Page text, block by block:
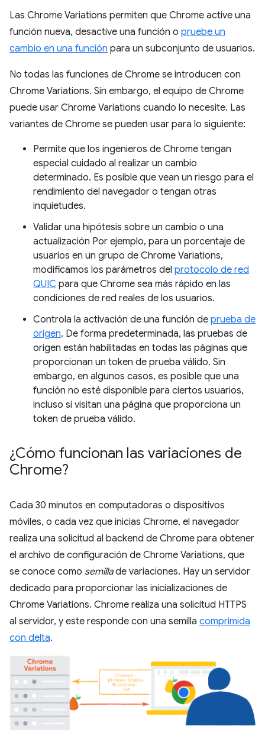
Las Chrome Variations permiten que Chrome active una
función nueva, desactive una función o pruebe un
cambio en una función para un subconjunto de usuarios.
No todas las funciones de Chrome se introducen con
Chrome Variations. Sin embargo, el equipo de Chrome
puede usar Chrome Variations cuando lo necesite. Las
variantes de Chrome se pueden usar para lo siguiente:
Permite que los ingenieros de Chrome tengan
especial cuidado al realizar un cambio
determinado. Es posible que vean un riesgo para el
rendimiento del navegador o tengan otras
inquietudes.
Validar una hipótesis sobre un cambio o una
actualización Por ejemplo, para un porcentaje de
usuarios en un grupo de Chrome Variations,
modificamos los parámetros del protocolo de red
QUIC para que Chrome sea más rápido en las
condiciones de red reales de los usuarios.
Controla la activación de una función de prueba de
origen. De forma predeterminada, las pruebas de
origen están habilitadas en todas las páginas que
proporcionan un token de prueba válido. Sin
embargo, en algunos casos, es posible que una
función no esté disponible para ciertos usuarios,
incluso si visitan una página que proporciona un
token de prueba válido.
¿Cómo funcionan las variaciones de
Chrome?
Cada 30 minutos en computadoras o dispositivos
móviles, o cada vez que inicias Chrome, el navegador
realiza una solicitud al backend de Chrome para obtener
el archivo de configuración de Chrome Variations, que
se conoce como semillade variaciones. Hay un servidor
dedicado para proporcionar las inicializaciones de
Chrome Variations. Chrome realiza una solicitud HTTPS
al servidor, y este responde con una semilla comprimida
con delta.